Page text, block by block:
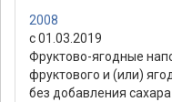
2008
с 01.03.2019
Фруктово-ягодные
фруктового и (или)
без добавления